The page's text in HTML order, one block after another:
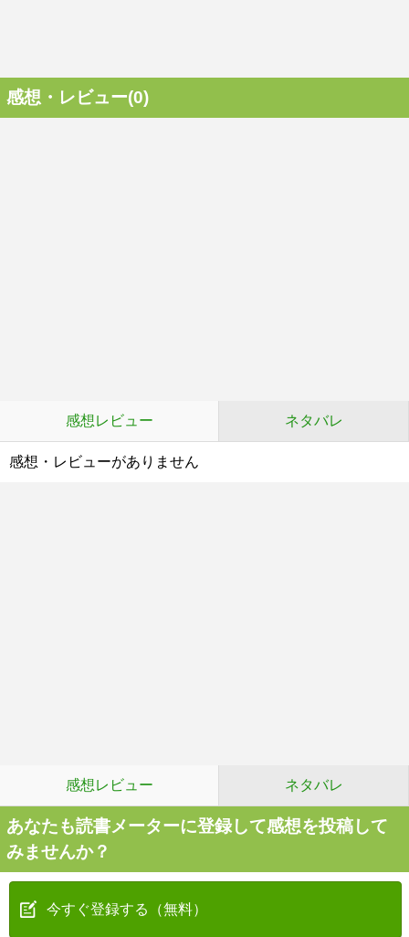
感想・レビュー(0)
感想レビュー ネタバレ
感想・レビューがありません
感想レビュー ネタバレ
あなたも読書メーターに登録して感想を投稿して
みませんか？
今すぐ登録する（無料）